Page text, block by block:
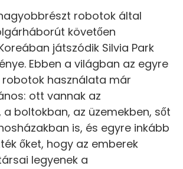
robotok által
követően
játszódik Silvia Park
Ebben a világban az egyre
használata már
ott vannak az
boltokban, az üzemekben, sőt
is, és egyre inkább
őket, hogy az emberek
legyenek a